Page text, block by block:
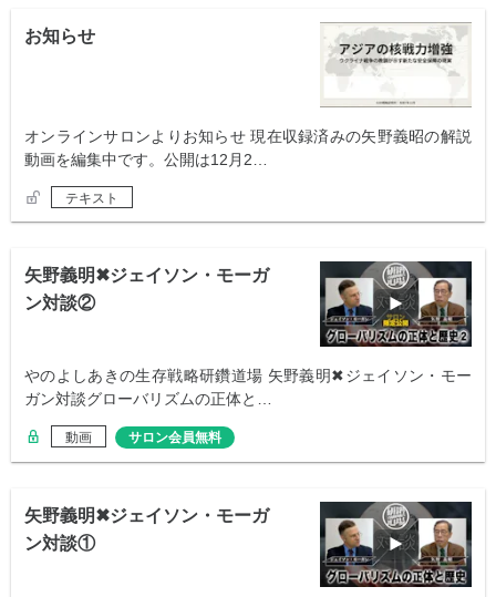
お知らせ
オンラインサロンよりお知らせ 現在収録済みの矢野義昭の解説
動画を編集中です。公開は12月2…
テキスト
矢野義明✖︎ジェイソン・モーガ
ン対談②
やのよしあきの生存戦略研鑽道場 矢野義明✖︎ジェイソン・モー
ガン対談グローバリズムの正体と…
動画 サロン会員無料
矢野義明✖︎ジェイソン・モーガ
ン対談①